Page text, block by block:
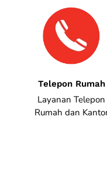
Telepon Rumah
Layanan Telepon
Rumah dan